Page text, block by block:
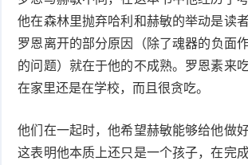
他在森林里抛弃哈利和赫敏的举动是读
罗恩离开的部分原因（除了魂器的负
的问题）就在于他的不成熟。罗恩素来
在家里还是在学校，而且很贪吃。
他们在一起时，他希望赫敏能够给他做
这表明他本质上还只是一个孩子，在完